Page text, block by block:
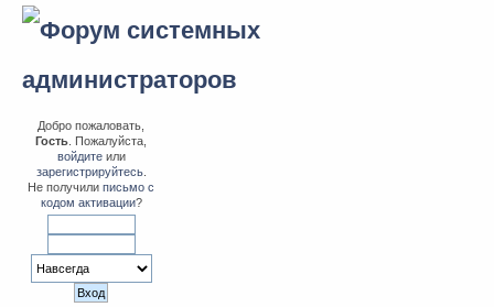
Добро пожаловать,
Гость . Пожалуйста,
войдитеили
зарегистрируйтесь.
Не получилиписьмо с
кодом активации?